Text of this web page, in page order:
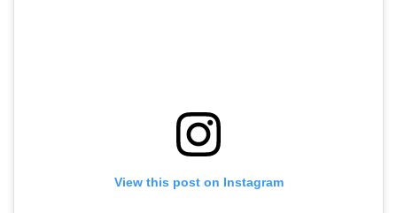
View this post on Instagram